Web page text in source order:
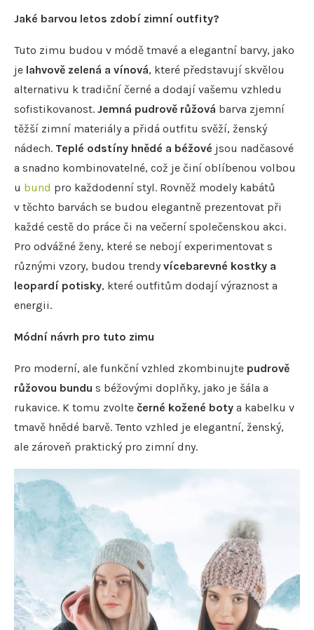
Jaké barvou letos zdobí zimní outfity?
Tuto zimu budou v módě tmavé a elegantní barvy, jako
je lahvově zelená a vínová, které představují skvělou
alternativu k tradiční černé a dodají vašemu vzhledu
sofistikovanost. Jemná pudrově růžová barva zjemní
těžší zimní materiály a přidá outfitu svěží, ženský
nádech. Teplé odstíny hnědé a béžové jsou nadčasové
a snadno kombinovatelné, což je činí oblíbenou volbou
u bund pro každodenní styl. Rovněž modely kabátů
v těchto barvách se budou elegantně prezentovat při
každé cestě do práce či na večerní společenskou akci.
Pro odvážné ženy, které se nebojí experimentovat s
různými vzory, budou trendyvícebarevné kostky a
leopardí potisky, které outfitům dodají výraznost a
energii.
Módní návrh pro tuto zimu
Pro moderní, ale funkční vzhled zkombinujte pudrově
růžovou bundu s béžovými doplňky, jako je šála a
rukavice. K tomu zvolte černé kožené boty a kabelku v
tmavě hnědé barvě. Tento vzhled je elegantní, ženský,
ale zároveň praktický pro zimní dny.